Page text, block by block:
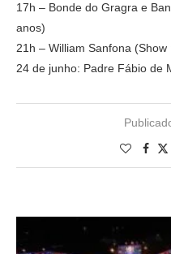
17h – Bonde do Gragra e
anos)
21h – William Sanfona (Show
24 de junho: Padre Fábio de